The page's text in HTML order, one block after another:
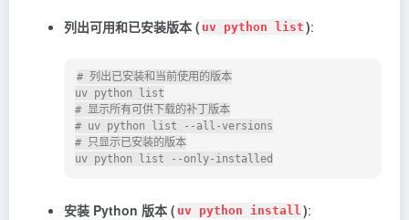
列出可用和已安装版本 ( uv python list ):
# 列出已安装和当前使用的版本
uv python list
# 显示所有可供下载的补丁版本
# uv python list --all-versions
# 只显示已安装的版本
安装 Python 版本 ( uv python install ):